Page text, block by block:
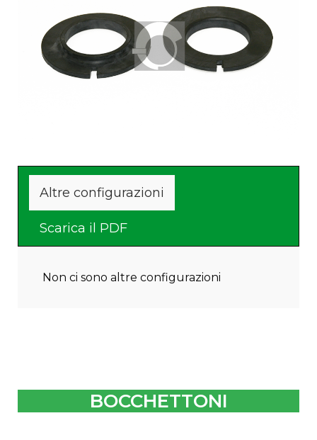
Altre configurazioni
Scarica il PDF
Non ci sono altre configurazioni
BOCCHETTONI